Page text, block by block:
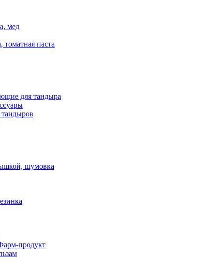
мед
томатная паста
для тандыра
тандыров
шумовка
продукт